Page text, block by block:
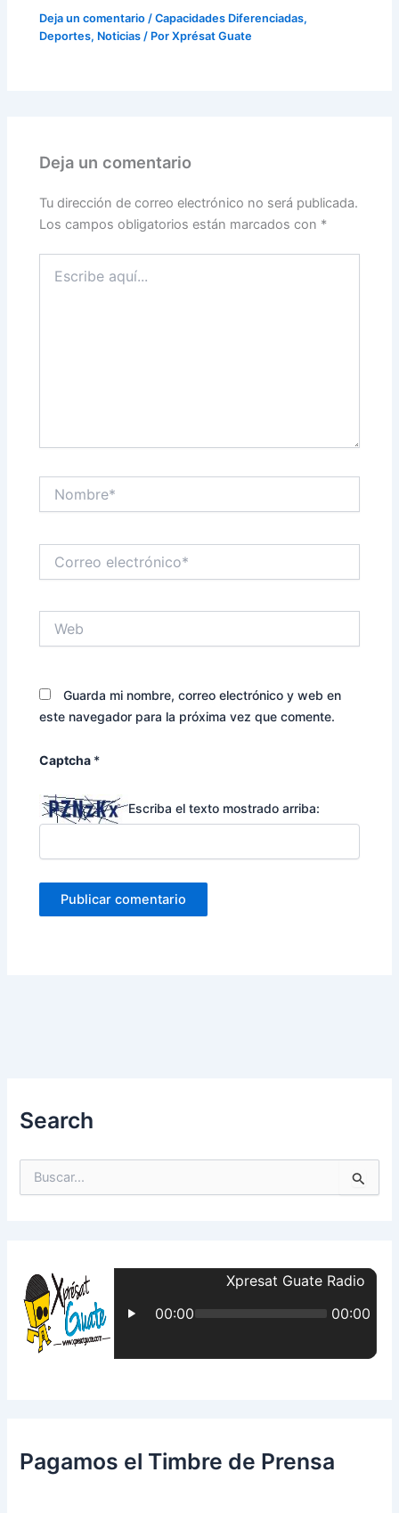
Deja un comentario /Capacidades Diferenciadas,
Deportes, Noticias / PorXprésat Guate
Deja un comentario
Tu dirección de correo electrónico no será publicada.
Los campos obligatorios están marcados con *
aquí...
electrónico*
Guarda mi nombre, correo electrónico y web en
este navegador para la próxima vez que comente.
Captcha *
Escriba el texto mostrado arriba:
Search
o
Pagamos el Timbre de Prensa